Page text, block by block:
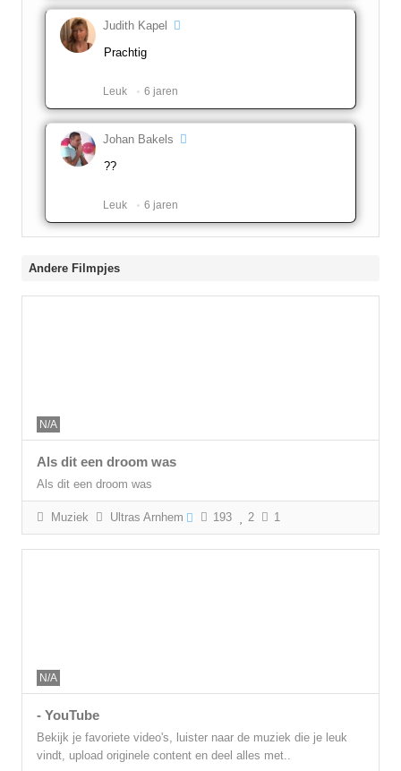
Judith Kapel
Prachtig
Leuk ️ 6 jaren
Johan Bakels
??
Leuk ️ 6 jaren
Andere Filmpjes
N/A
Als dit een droom was
Als dit een droom was
Muziek Ultras Arnhem 193 2 1
N/A
- YouTube
Bekijk je favoriete video's, luister naar de muziek die je leuk
vindt, upload originele content en deel alles met..